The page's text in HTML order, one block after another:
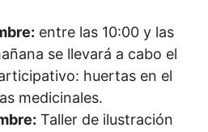
entre las 10:00 y las
se llevará a cabo el
huertas en el
medicinales.
Taller de ilustración